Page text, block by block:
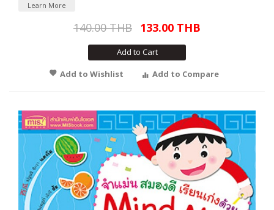
Learn More
140.00 THB 133.00 THB
Add to Cart
Add to Wishlist
Add to Compare